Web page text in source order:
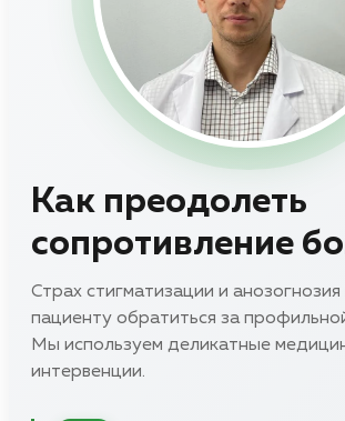
Как преодолеть
сопротивление
Страх стигматизации и
пациенту обратиться за
Мы используем деликатные
интервенции.